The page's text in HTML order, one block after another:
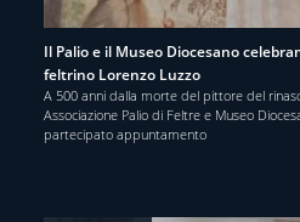
Il Palio e il Museo Diocesano
feltrino Lorenzo Luzzo
A 500 anni dalla morte del pittore del
Associazione Palio di Feltre e Museo
partecipato appuntamento